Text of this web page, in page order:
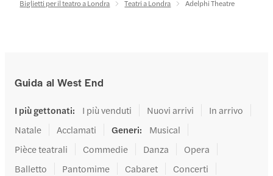
Biglietti per il teatro a Londra Teatri a Londra Adelphi Theatre
Guida al West End
I più gettonati: I più venduti Nuovi arrivi
In arrivo
Natale
Acclamati Generi:
Musical
Pièce teatrali
Commedie Danza
Opera
Balletto
Pantomime Cabaret
Concerti